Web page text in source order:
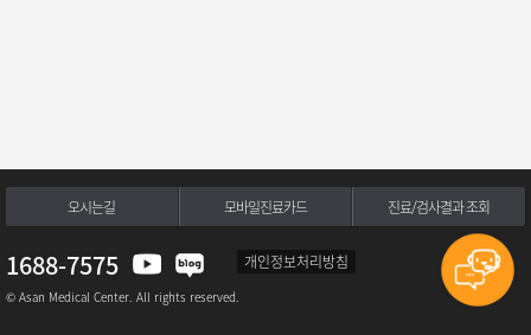
오시는길 모바일진료카드 진료/검사결과 조회
1688-7575 개인정보처리방침
© Asan Medical Center. All rights reserved.